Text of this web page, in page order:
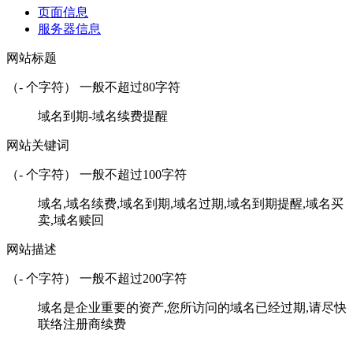
页面信息
服务器信息
网站标题
（- 个字符） 一般不超过80字符
域名到期-域名续费提醒
网站关键词
（- 个字符） 一般不超过100字符
域名,域名续费,域名到期,域名过期,域名到期提醒,域名买
卖,域名赎回
网站描述
（- 个字符） 一般不超过200字符
域名是企业重要的资产,您所访问的域名已经过期,请尽快
联络注册商续费